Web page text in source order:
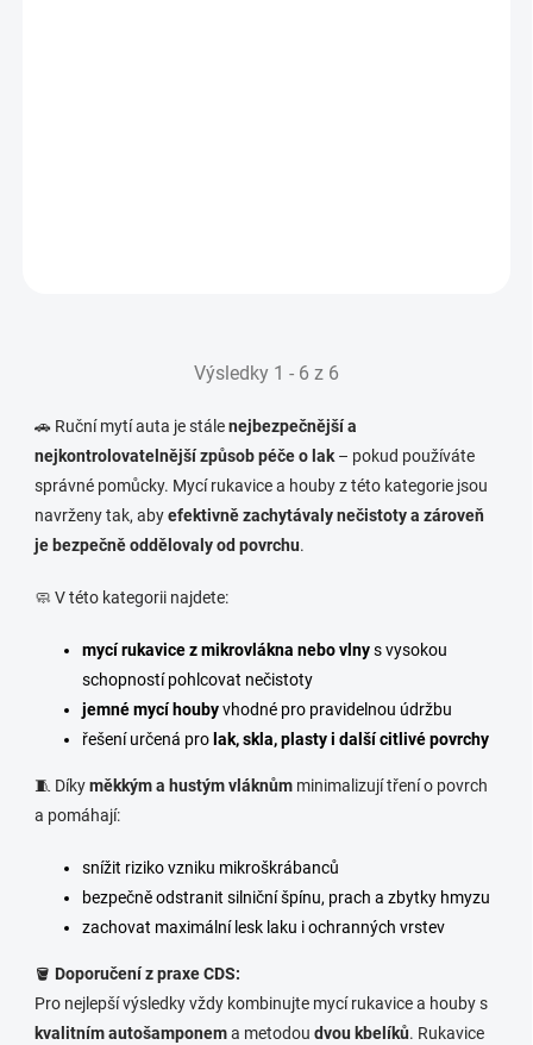
Výsledky 1 - 6 z 6
🚗 Ruční mytí auta je stálenejbezpečnější a
nejkontrolovatelnější způsob péče o lak– pokud používáte
správné pomůcky. Mycí rukavice a houby z této kategorie jsou
navrženy tak, abyefektivně zachytávaly nečistoty a zároveň
je bezpečně oddělovaly od povrchu.
🧼 V této kategorii najdete:
mycí rukavice z mikrovlákna nebo vlnys vysokou
schopností pohlcovat nečistoty
jemné mycí houbyvhodné pro pravidelnou údržbu
řešení určená pro lak, skla, plasty i další citlivé povrchy
🧵 Díkyměkkým a hustým vláknům minimalizují tření o povrch
a pomáhají:
snížit riziko vzniku mikroškrábanců
bezpečně odstranit silniční špínu, prach a zbytky hmyzu
zachovat maximální lesk laku i ochranných vrstev
🪣Doporučení z praxe CDS:
Pro nejlepší výsledky vždy kombinujte mycí rukavice a houby s
kvalitním autošamponema metodoudvou kbelíků. Rukavice